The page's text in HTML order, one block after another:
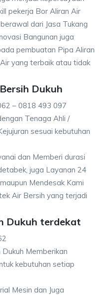
pekerja Bor Aliran Air
dari Jasa Tukang
Bangunan juga
pembuatan Pipa Aliran
yang terbaik atau tidak
Dukuh
– 0818 493 097
Tenaga Ahli /
sesuai kebutuhan
dan Memberi durasi
juga Layanan 24
Mendesak Kami
Air Bersih yang terjadi
Dukuh terdekat
Memberikan
kebutuhan setiap
Mesin dan Juga